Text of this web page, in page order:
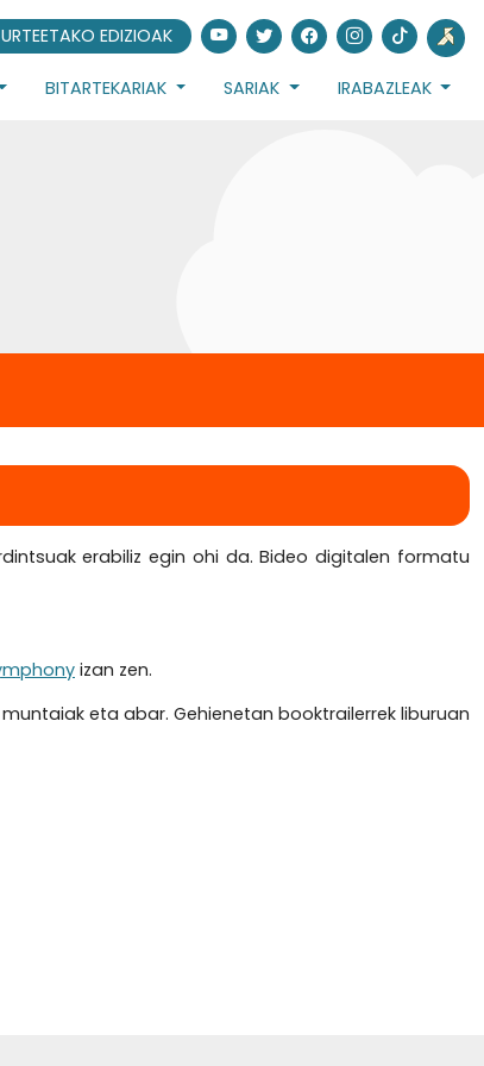
EDIZIOAK
BITARTEKARIAK SARIAK IRABAZLEAK
erabiliz egin ohi da. Bideo digitalen formatu
izan zen.
eta abar. Gehienetan booktrailerrek liburuan